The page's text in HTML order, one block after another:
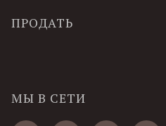
ПРОДАТЬ
МЫ В СЕТИ